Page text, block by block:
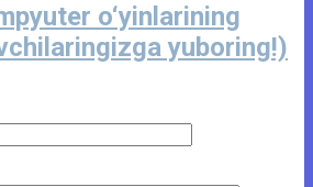
o‘yinlarining
yuboring!)